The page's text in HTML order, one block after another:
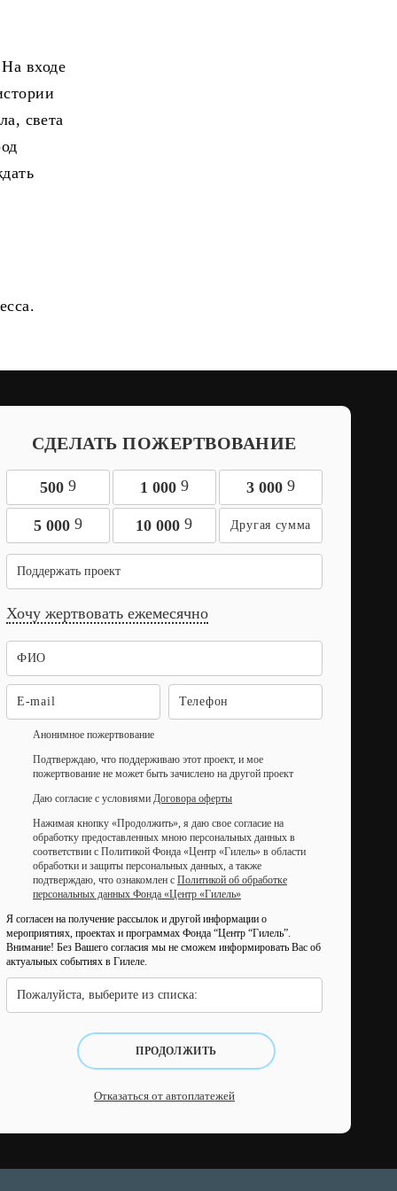
входе
света
СДЕЛАТЬ ПОЖЕРТВОВАНИЕ
500 9 1 000 9 3 000 9
5 000 9 10 0009
Поддержать проект
Хочу жертвовать ежемесячно
Анонимное пожертвование
Подтверждаю, что поддерживаю этот проект, и мое
пожертвование не может быть зачислено на другой проект
Даю согласие с условиями Договора оферты
Нажимая кнопку «Продолжить», я даю свое согласие на
обработку предоставленных мною персональных данных в
соответствии с Политикой Фонда «Центр «Гилель» в области
обработки и защиты персональных данных, а также
подтверждаю, что ознакомлен с Политикой об обработке
персональных данных Фонда «Центр «Гилель»
Я согласен на получение рассылок и другой информации о
мероприятиях, проектах и программах Фонда “Центр “Гилель”.
Внимание! Без Вашего согласия мы не сможем информировать Вас об
актуальных событиях в Гилеле.
Пожалуйста, выберите из списка:
ПРОДОЛЖИТЬ
Отказаться от автоплатежей